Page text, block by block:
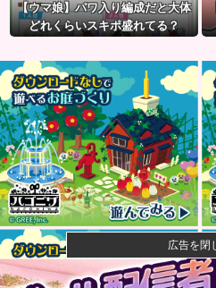
【ウマ娘】パワ入り編成だと大体
どれくらいスキポ盛れてる？
広告を閉